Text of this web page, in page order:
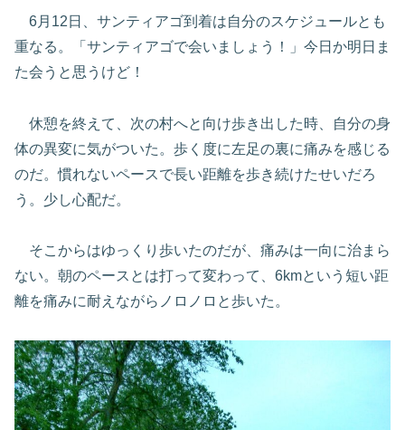
6月12日、サンティアゴ到着は自分のスケジュールとも
重なる。「サンティアゴで会いましょう！」今日か明日ま
た会うと思うけど！
休憩を終えて、次の村へと向け歩き出した時、自分の身
体の異変に気がついた。歩く度に左足の裏に痛みを感じる
のだ。慣れないペースで長い距離を歩き続けたせいだろ
う。少し心配だ。
そこからはゆっくり歩いたのだが、痛みは一向に治まら
ない。朝のペースとは打って変わって、6kmという短い距
離を痛みに耐えながらノロノロと歩いた。